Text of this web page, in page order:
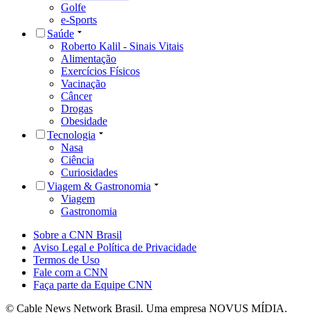
Golfe
e-Sports
Saúde
Roberto Kalil - Sinais Vitais
Alimentação
Exercícios Físicos
Vacinação
Câncer
Drogas
Obesidade
Tecnologia
Nasa
Ciência
Curiosidades
Viagem & Gastronomia
Viagem
Gastronomia
Sobre a CNN Brasil
Aviso Legal e Política de Privacidade
Termos de Uso
Fale com a CNN
Faça parte da Equipe CNN
© Cable News Network Brasil. Uma empresa NOVUS MÍDIA.